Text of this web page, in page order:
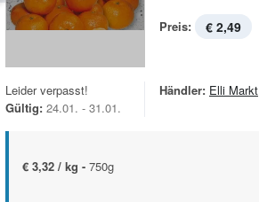
Preis: € 2,49
Leider verpasst!
Gültig: 24.01. - 31.01.
Händler: Elli Markt
€ 3,32 / kg - 750g